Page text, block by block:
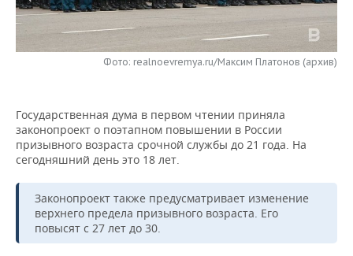
НЕФТЕХИМИЯ
ЭНЕРГЕТИКА
РОЗНИЧНАЯ ТОРГОВЛЯ
НОВОСТИ ТЕХНОЛОГИЙ
ТЕЛЕКОММУНИКАЦИИ
МЕРОПРИЯТИЯ
НОВОСТИ МЕРОПРИЯТИЙ
БИЗНЕС-БРАНЧИ
ОТКРЫТАЯ ЛЕКЦИЯ
ФУТБОЛ
БАСКЕТБОЛ
ВОЛЕЙБОЛ
НОВОСТИ ОБЩЕСТВА
ИНФРАСТРУКТУРА
ИСТОРИЯ
ФОТОГАЛЕРЕЯ
СПРАВОЧНИК
СПИСОК ПЕРСОН
ПОЛНАЯ ВЕРСИЯ
Фото: realnoevremya.ru/Максим Платонов (архив)
Государственная дума в первом чтении приняла
законопроект о поэтапном повышении в России
призывного возраста срочной службы до 21 года. На
сегодняшний день это 18 лет.
Законопроект также предусматривает изменение
верхнего предела призывного возраста. Его
повысят с 27 лет до 30.